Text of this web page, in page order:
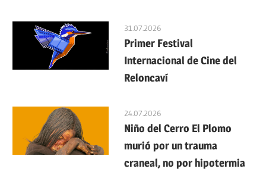
Multicultural
de
Chile
Indígena,
Patrimonio
Precolombino
31.07.2026
Primer Festival
Internacional de Cine del
Reloncaví
24.07.2026
Niño del Cerro El Plomo
murió por un trauma
craneal, no por hipotermia